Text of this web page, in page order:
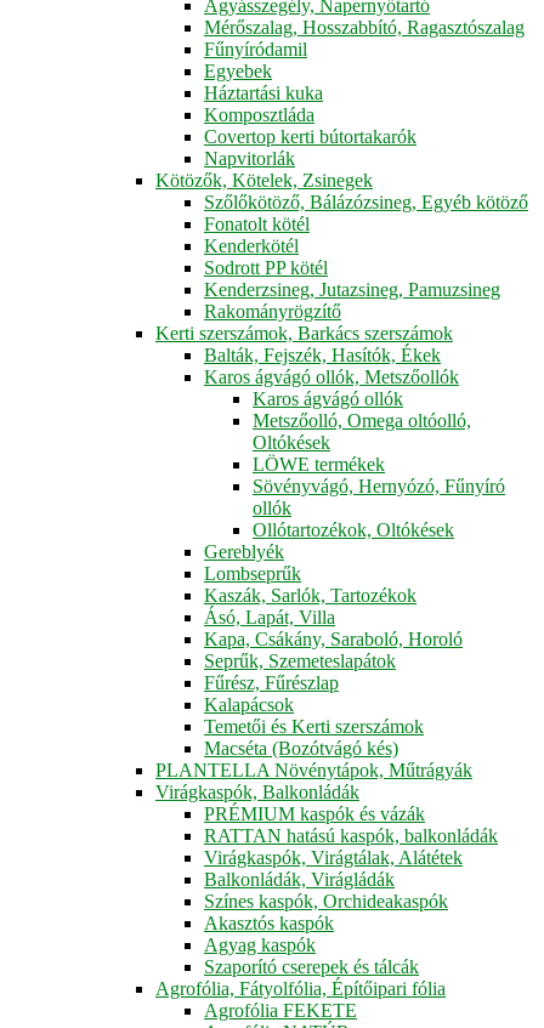
Ágyásszegély, Napernyőtartó
Mérőszalag, Hosszabbító, Ragasztószalag
Fűnyíródamil
Egyebek
Háztartási kuka
Komposztláda
Covertop kerti bútortakarók
Napvitorlák
Kötözők, Kötelek, Zsinegek
Szőlőkötöző, Bálázózsineg, Egyéb kötöző
Fonatolt kötél
Kenderkötél
Sodrott PP kötél
Kenderzsineg, Jutazsineg, Pamuzsineg
Rakományrögzítő
Kerti szerszámok, Barkács szerszámok
Balták, Fejszék, Hasítók, Ékek
Karos ágvágó ollók, Metszőollók
Karos ágvágó ollók
Metszőolló, Omega oltóolló,
Oltókések
LÖWE termékek
Sövényvágó, Hernyózó, Fűnyíró
ollók
Ollótartozékok, Oltókések
Gereblyék
Lombseprűk
Kaszák, Sarlók, Tartozékok
Ásó, Lapát, Villa
Kapa, Csákány, Saraboló, Horoló
Seprűk, Szemeteslapátok
Fűrész, Fűrészlap
Kalapácsok
Temetői és Kerti szerszámok
Macséta (Bozótvágó kés)
PLANTELLA Növénytápok, Műtrágyák
Virágkaspók, Balkonládák
PRÉMIUM kaspók és vázák
RATTAN hatású kaspók, balkonládák
Virágkaspók, Virágtálak, Alátétek
Balkonládák, Virágládák
Színes kaspók, Orchideakaspók
Akasztós kaspók
Agyag kaspók
Szaporító cserepek és tálcák
Agrofólia, Fátyolfólia, Építőipari fólia
Agrofólia FEKETE